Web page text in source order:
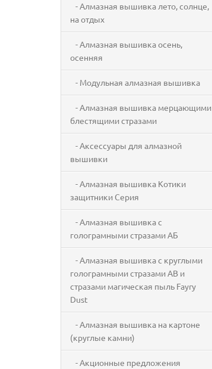
- Алмазная вышивка лето, солнце,
на отдых
- Алмазная вышивка осень,
осенняя
- Модульная алмазная вышивка
- Алмазная вышивка мерцающими
блестящими стразами
- Аксессуары для алмазной
вышивки
- Алмазная вышивка Котики
защитники Серия
- Алмазная вышивка с
голограмными стразами АБ
- Алмазная вышивка с круглыми
голограмными стразами AB и
стразами магическая пыль Fayry
Dust
- Алмазная вышивка на картоне
(круглые камни)
- Акционные предложения